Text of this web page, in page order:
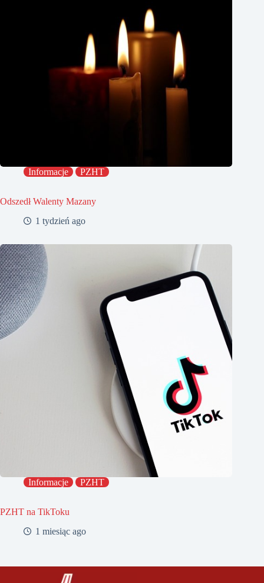
Informacje PZHT
Odszedł Walenty Mazany
1 tydzień ago
Informacje PZHT
PZHT na TikToku
1 miesiąc ago